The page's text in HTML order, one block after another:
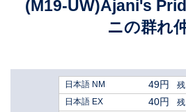
(M19-UW)Ajani's
ニの群れ
日本語 NM 49円
日本語 EX
40円